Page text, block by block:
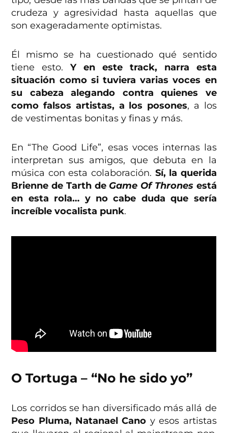
crudeza y agresividad hasta aquellas que
son exageradamente optimistas.
Él mismo se ha cuestionado qué sentido
tiene esto.Y en este track, narra esta
situación como si tuviera varias voces en
su cabeza alegando contra quienes ve
como falsos artistas, a los posones, a los
de vestimentas bonitas y finas y más.
En “The Good Life”, esas voces internas las
interpretan sus amigos, que debuta en la
música con esta colaboración. Sí, la querida
Brienne de Tarth de Game Of Thronesestá
en esta rola… y no cabe duda que sería
increíble vocalista punk.
O Tortuga – “No he sido yo”
Los corridos se han diversificado más allá de
Peso Pluma, Natanael Cano y esos artistas